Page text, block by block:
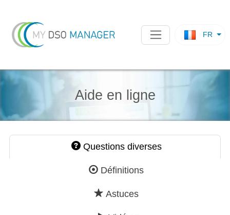
FR
Aide en ligne
Questions diverses
Définitions
Astuces